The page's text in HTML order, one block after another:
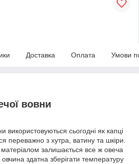
Доставка Оплата Умови
вовни
використовуються сьогодні як капці
переважно з хутра, ватину та шкіри.
залишається все ж овеча
здатна зберігати температуру